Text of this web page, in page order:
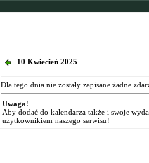
10 Kwiecień 2025
Dla tego dnia nie zostały zapisane żadne
Uwaga!
Aby dodać do kalendarza także i swoje
użytkownikiem naszego serwisu!